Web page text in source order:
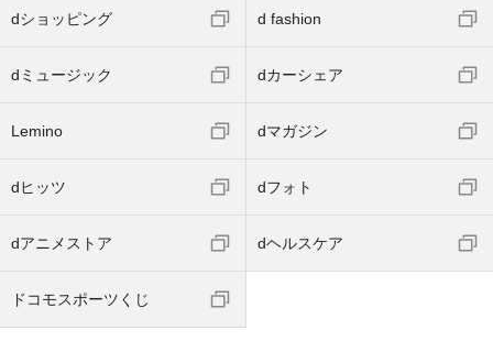
dショッピング d fashion
dミュージック dカーシェア
Lemino dマガジン
dヒッツ dフォト
dアニメストア dヘルスケア
ドコモスポーツくじ